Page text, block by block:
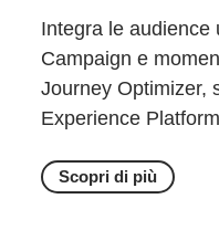
Integra le audience
Campaign e
Journey Optimizer,
Experience
Scopri di più